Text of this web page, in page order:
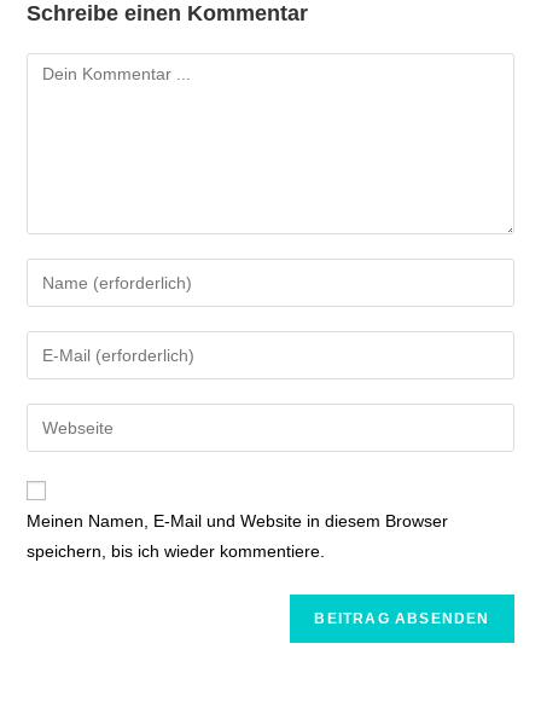
Schreibe einen Kommentar
Meinen Namen, E-Mail und Website in diesem Browser
speichern, bis ich wieder kommentiere.